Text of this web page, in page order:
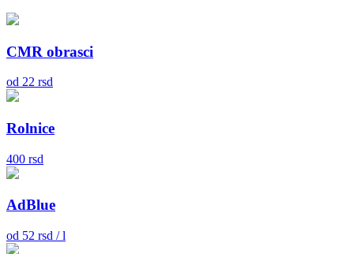
CMR obrasci
od 22 rsd
Rolnice
400 rsd
AdBlue
od 52 rsd / l